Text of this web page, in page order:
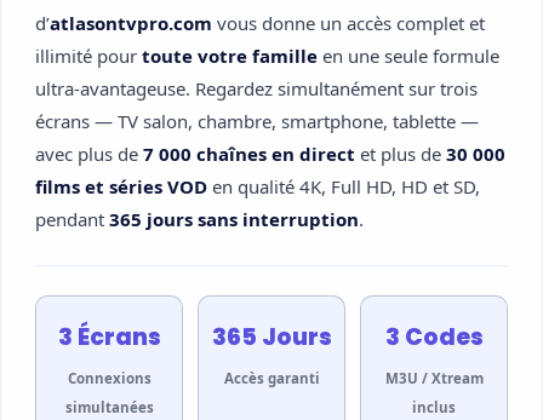
d’atlasontvpro.com vous donne un accès complet et
illimité pour toute votre famille en une seule formule
ultra-avantageuse. Regardez simultanément sur trois
écrans — TV salon, chambre, smartphone, tablette —
avec plus de 7 000 chaînes en direct et plus de 30 000
films et séries VOD en qualité 4K, Full HD, HD et SD,
pendant 365 jours sans interruption.
3 Écrans
Connexions
simultanées
365 Jours
Accès garanti
3 Codes
M3U / Xtream
inclus